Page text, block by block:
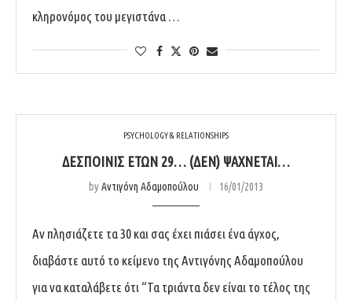
κληρονόμος του μεγιστάνα …
PSYCHOLOGY & RELATIONSHIPS
ΔΕΣΠΟΙΝΊΣ ΕΤΏΝ 29… (ΔΕΝ) ΨΆΧΝΕΤΑΙ…
byΑντιγόνη Αδαμοπούλου 16/01/2013
Αν πλησιάζετε τα 30 και σας έχει πιάσει ένα άγχος,
διαβάστε αυτό το κείμενο της Αντιγόνης Αδαμοπούλου
για να καταλάβετε ότι “Τα τριάντα δεν είναι το τέλος της